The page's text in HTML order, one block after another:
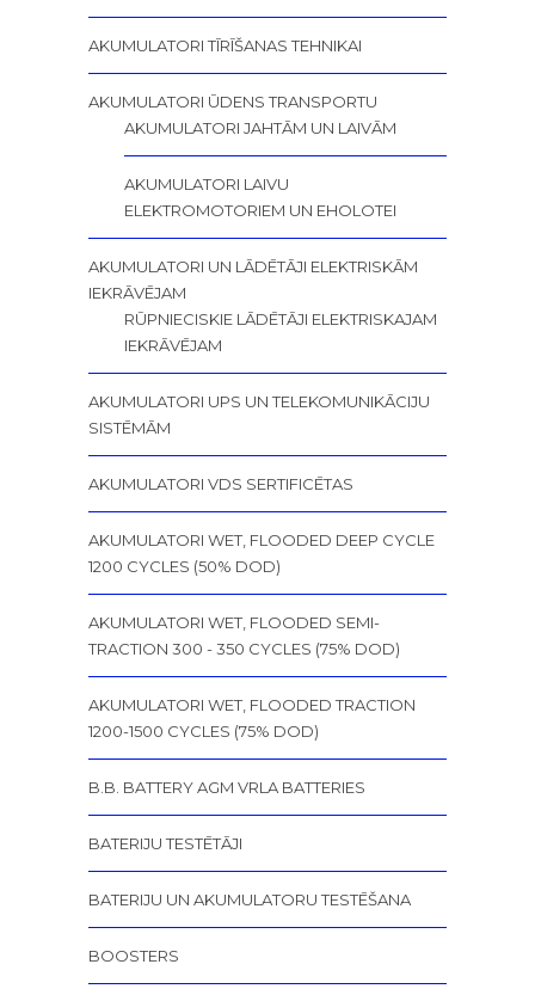
AKUMULATORI TĪRĪŠANAS TEHNIKAI
AKUMULATORI ŪDENS TRANSPORTU
AKUMULATORI JAHTĀM UN LAIVĀM
AKUMULATORI LAIVU
ELEKTROMOTORIEM UN EHOLOTEI
AKUMULATORI UN LĀDĒTĀJI ELEKTRISKĀM
IEKRĀVĒJAM
RŪPNIECISKIE LĀDĒTĀJI ELEKTRISKAJAM
IEKRĀVĒJAM
AKUMULATORI UPS UN TELEKOMUNIKĀCIJU
SISTĒMĀM
AKUMULATORI VDS SERTIFICĒTAS
AKUMULATORI WET, FLOODED DEEP CYCLE
1200 CYCLES (50% DOD)
AKUMULATORI WET, FLOODED SEMI-
TRACTION 300 - 350 CYCLES (75% DOD)
AKUMULATORI WET, FLOODED TRACTION
1200-1500 CYCLES (75% DOD)
B.B. BATTERY AGM VRLA BATTERIES
BATERIJU TESTĒTĀJI
BATERIJU UN AKUMULATORU TESTĒŠANA
BOOSTERS